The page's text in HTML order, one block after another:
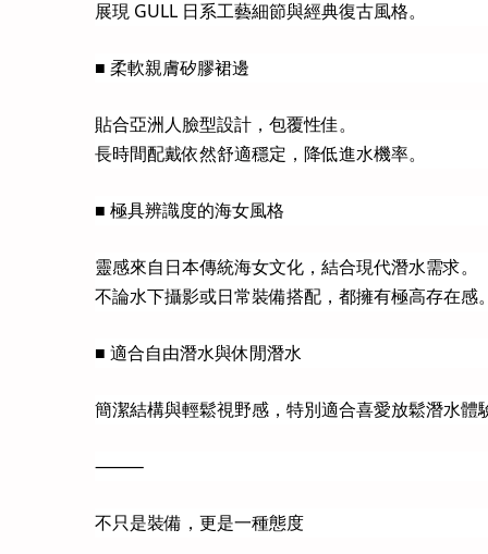
展現 GULL 日系工藝細節與經典復古風格。
■ 柔軟親膚矽膠裙邊
貼合亞洲人臉型設計，包覆性佳。
長時間配戴依然舒適穩定，降低進水機率。
■ 極具辨識度的海女風格
靈感來自日本傳統海女文化，結合現代潛水需求。
不論水下攝影或日常裝備搭配，都擁有極高存在感。
■ 適合自由潛水與休閒潛水
簡潔結構與輕鬆視野感，特別適合喜愛放鬆潛水體
⸻
不只是裝備，更是一種態度